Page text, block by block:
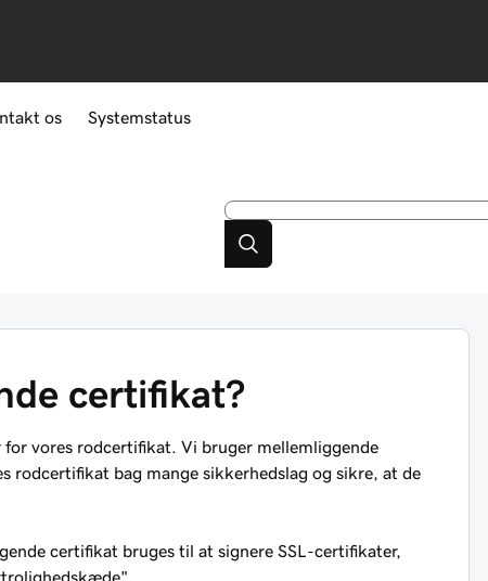
os Systemstatus
certifikat?
vores rodcertifikat. Vi bruger mellemliggende
bag mange sikkerhedslag og sikre, at de
certifikat bruges til at signere SSL-certifikater,